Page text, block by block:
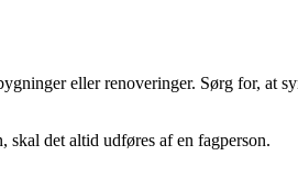
eller renoveringer. Sørg for, at
det altid udføres af en fagperson.